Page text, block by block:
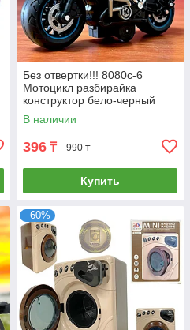
Без отвертки!!! 8080c-6
Мотоцикл разбирайка
конструктор бело-черный
24*20см
В наличии
396 ₸ 990 ₸
Купить
–60%